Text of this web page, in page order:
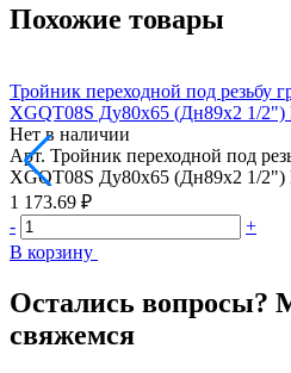
Похожие товары
Тройник переходной под резьбу
XGQT08S Ду80х65 (Дн89х2 1/
Нет в наличии
Арт. Тройник переходной под
XGQT08S Ду80х65 (Дн89х2 1/
1 173.69 ₽
-
+
В корзину
Остались вопросы?
свяжемся